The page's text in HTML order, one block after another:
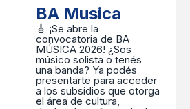
BA Musica
🎸 ¡Se abre la
convocatoria de BA
MÚSICA 2026! ¿Sos
músico solista o tenés
una banda? Ya podés
presentarte para acceder
a los subsidios que otorga
el área de cultura,